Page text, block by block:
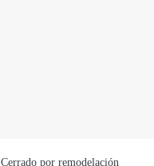
Cerrado por remodelación